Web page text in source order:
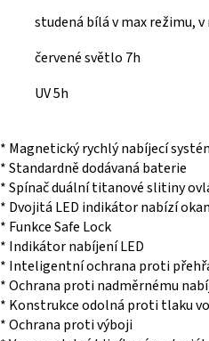
studená bílá v max režimu, v
červené světlo 7h
UV 5h
* Magnetický rychlý nabíjecí
* Standardně dodávaná baterie
* Spínač duální titanové slitiny
* Dvojitá LED indikátor nabízí
* Funkce Safe Lock
* Indikátor nabíjení LED
* Inteligentní ochrana proti
* Ochrana proti nadměrnému
* Konstrukce odolná proti tlaku
* Ochrana proti výboji